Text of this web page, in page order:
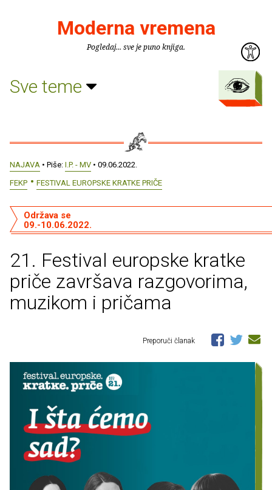
Moderna vremena
Pogledaj... sve je puno knjiga.
Sve teme
NAJAVA • Piše: I.P. - MV • 09.06.2022.
FEKP
FESTIVAL EUROPSKE KRATKE PRIČE
21. Festival europske kratke
priče završava razgovorima,
muzikom i pričama
Održava se
09.-10.06.2022.
Preporuči članak